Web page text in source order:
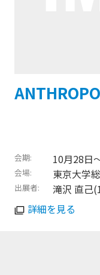
会期 10月28日
会場 東京大学
出展者
滝沢 直己
詳細を見る